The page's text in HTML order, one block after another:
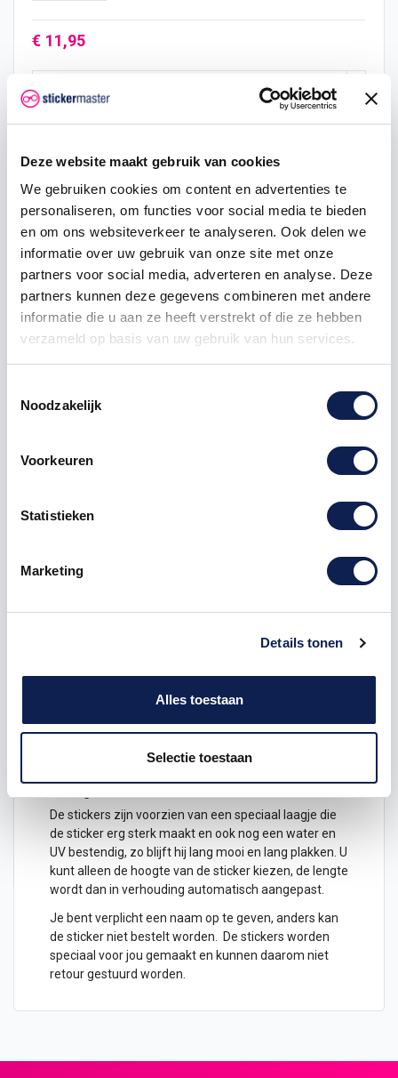
Deze website maakt gebruik van cookies
We gebruiken cookies om content en advertenties te
personaliseren, om functies voor social media te bieden
en om ons websiteverkeer te analyseren. Ook delen we
informatie over uw gebruik van onze site met onze
partners voor social media, adverteren en analyse. Deze
partners kunnen deze gegevens combineren met andere
informatie die u aan ze heeft verstrekt of die ze hebben
verzameld op basis van uw gebruik van hun services.
Noodzakelijk
Voorkeuren
Statistieken
Marketing
Details tonen
Alles toestaan
Selectie toestaan
€ 11,95
Hoeveelheid Eenheid prijs Je bespaart
2 € 11,35 € 1,19
5 € 11,05 € 4,48
€ 10,75
25 € 10,16 € 44,81
250
Product details
De stickers zijn voorzien van een speciaal laagje die
de sticker erg sterk maakt en ook nog een water en
UV bestendig, zo blijft hij lang mooi en lang plakken. U
kunt alleen de hoogte van de sticker kiezen, de lengte
wordt dan in verhouding automatisch aangepast.
Je bent verplicht een naam op te geven, anders kan
de sticker niet bestelt worden. De stickers worden
speciaal voor jou gemaakt en kunnen daarom niet
retour gestuurd worden.